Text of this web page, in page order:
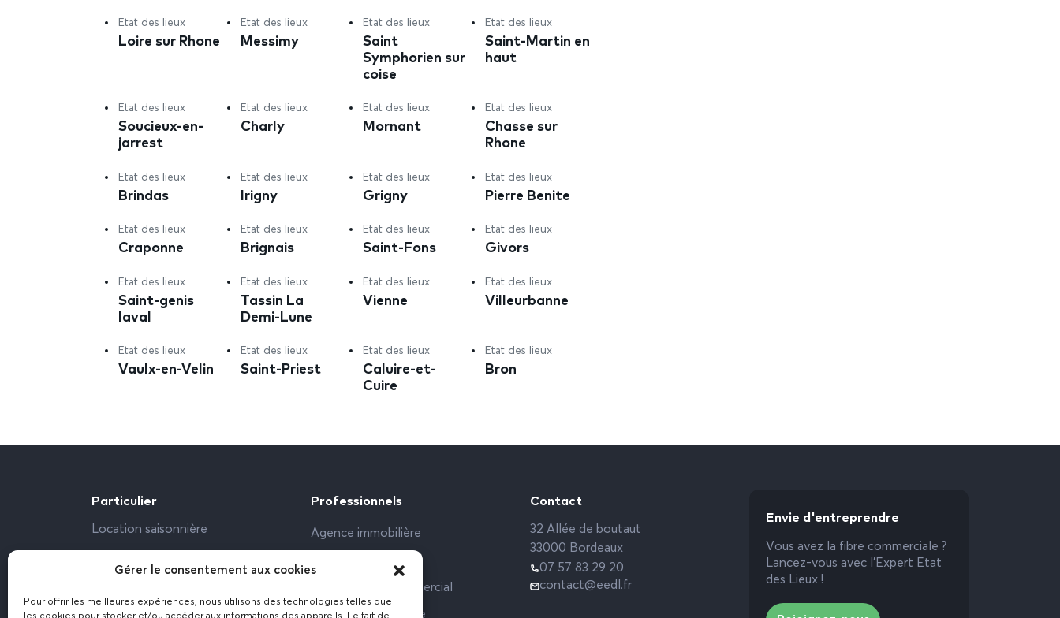
Gérer le consentement aux cookies
Pour offrir les meilleures expériences, nous utilisons des technologies telles que
Etat des lieux
Loire sur Rhone
Etat des lieux
Messimy
Etat des lieux
Saint
Symphorien sur
coise
Etat des lieux
Saint-Martin en
haut
Etat des lieux
Soucieux-en-
jarrest
Etat des lieux
Charly
Etat des lieux
Mornant
Etat des lieux
Chasse sur
Rhone
Etat des lieux
Brindas
Etat des lieux
Irigny
Etat des lieux
Grigny
Etat des lieux
Pierre Benite
Etat des lieux
Craponne
Etat des lieux
Brignais
Etat des lieux
Saint-Fons
Etat des lieux
Givors
Etat des lieux
Saint-genis
laval
Etat des lieux
Tassin La
Demi-Lune
Etat des lieux
Vienne
Etat des lieux
Villeurbanne
Etat des lieux
Vaulx-en-Velin
Etat des lieux
Saint-Priest
Etat des lieux
Caluire-et-
Cuire
Etat des lieux
Bron
Particulier
Location saisonnière
Professionnels
Agence immobilière
Bureau, Local commercial
Résidence étudiante
Contact
32 Allée de boutaut
33000 Bordeaux
07 57 83 29 20
contact@eedl.fr
Envie d'entreprendre
Vous avez la fibre commerciale ?
Lancez-vous avec l’Expert Etat
des Lieux !